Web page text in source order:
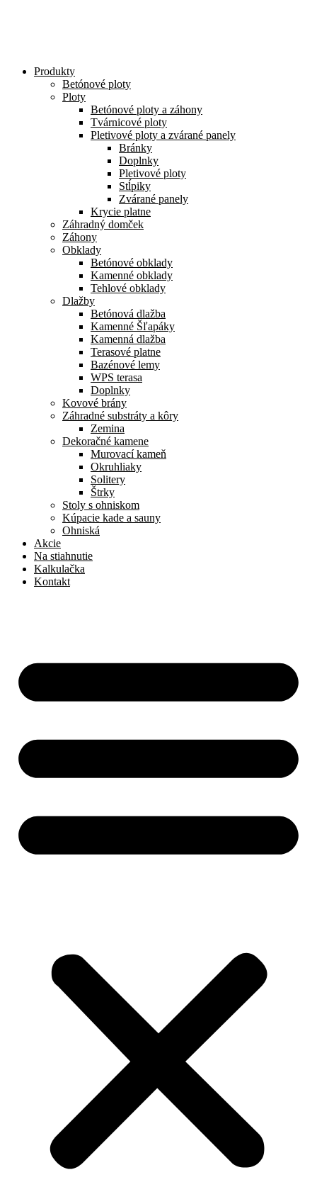
Produkty
Betónové ploty
Ploty
Betónové ploty a záhony
Tvárnicové ploty
Pletivové ploty a zvárané panely
Bránky
Doplnky
Pletivové ploty
Stĺpiky
Zvárané panely
Krycie platne
Záhradný domček
Záhony
Obklady
Betónové obklady
Kamenné obklady
Tehlové obklady
Dlažby
Betónová dlažba
Kamenné Šľapáky
Kamenná dlažba
Terasové platne
Bazénové lemy
WPS terasa
Doplnky
Kovové brány
Záhradné substráty a kôry
Zemina
Dekoračné kamene
Murovací kameň
Okruhliaky
Solitery
Štrky
Stoly s ohniskom
Kúpacie kade a sauny
Ohniská
Akcie
Na stiahnutie
Kalkulačka
Kontakt